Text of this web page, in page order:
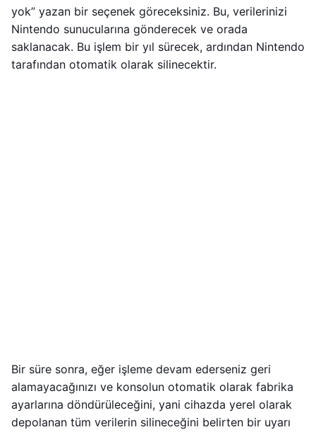
yok” yazan bir seçenek göreceksiniz. Bu, verilerinizi
Nintendo sunucularına gönderecek ve orada
saklanacak. Bu işlem bir yıl sürecek, ardından Nintendo
tarafından otomatik olarak silinecektir.
Bir süre sonra, eğer işleme devam ederseniz geri
alamayacağınızı ve konsolun otomatik olarak fabrika
ayarlarına döndürüleceğini, yani cihazda yerel olarak
depolanan tüm verilerin silineceğini belirten bir uyarı